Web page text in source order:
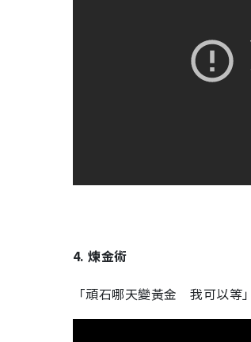
4. 煉金術
「頑石哪天變黃金 我可以等」